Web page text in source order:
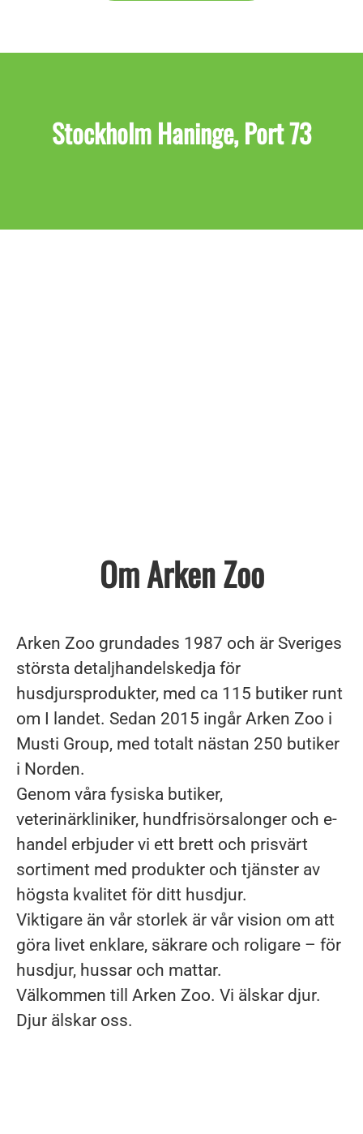
Stockholm Haninge, Port 73
Om Arken Zoo
Arken Zoo grundades 1987 och är Sveriges
största detaljhandelskedja för
husdjursprodukter, med ca 115 butiker runt
om I landet. Sedan 2015 ingår Arken Zoo i
Musti Group, med totalt nästan 250 butiker
i Norden.
Genom våra fysiska butiker,
veterinärkliniker, hundfrisörsalonger och e-
handel erbjuder vi ett brett och prisvärt
sortiment med produkter och tjänster av
högsta kvalitet för ditt husdjur.
Viktigare än vår storlek är vår vision om att
göra livet enklare, säkrare och roligare – för
husdjur, hussar och mattar.
Välkommen till Arken Zoo. Vi älskar djur.
Djur älskar oss.